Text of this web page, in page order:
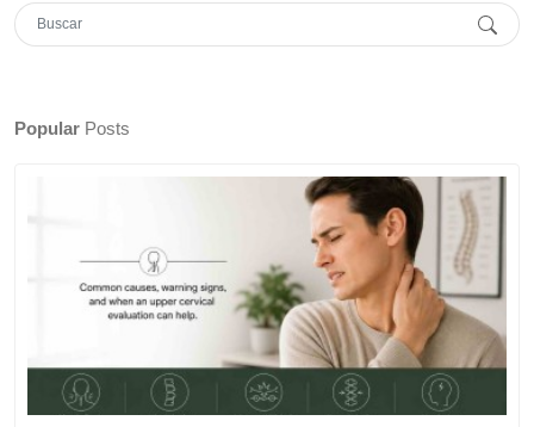
Popular Posts